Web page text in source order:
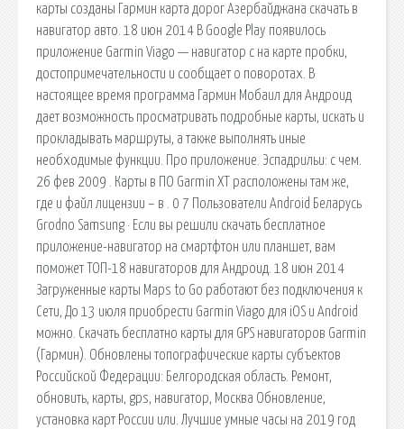
карты созданы Гармин карта дорог Азербайджана скачать в
навигатор авто. 18 июн 2014 В Google Play появилось
приложение Garmin Viago — навигатор с на карте пробки,
достопримечательности и сообщает о поворотах. В
настоящее время программа Гармин Мобаил для Андроид
дает возможность просматривать подробные карты, искать и
прокладывать маршруты, а также выполнять иные
необходимые функции. Про приложение. Эспадрильи: с чем.
26 фев 2009 . Карты в ПО Garmin XT расположены там же,
где и файл лицензии – в . 0 7 Пользователи Android Беларусь
Grodno Samsung · Если вы решили скачать бесплатное
приложение-навигатор на смартфтон или планшет, вам
поможет ТОП-18 навигаторов для Андроид. 18 июн 2014
Загруженные карты Maps to Go работают без подключения к
Сети, До 13 июля приобрести Garmin Viago для iOS и Android
можно. Скачать бесплатно карты для GPS навигаторов Garmin
(Гармин). Обновлены топографические карты субъектов
Российской Федерации: Белгородская область. Ремонт,
обновить, карты, gps, навигатор, Москва Обновление,
установка карт России или. Лучшие умные часы на 2019 год